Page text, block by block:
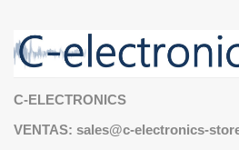
C-ELECTRONICS
VENTAS: sales@c-electronics-